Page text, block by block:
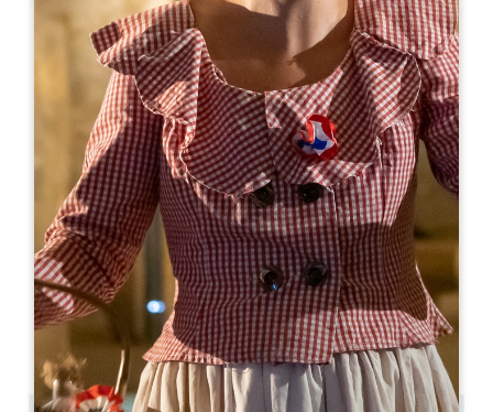
С сайта
440€/ночь
Le 537 Saint-Emilion
537, Rue Monturon
33330 SAINT-LAURENT-DES-COMBES
06 10 20 72 07
compta@qualitystreet.im
МЕСЯЦ ОТКРЫТИЯ
Ф М А М И И А С О Н Д